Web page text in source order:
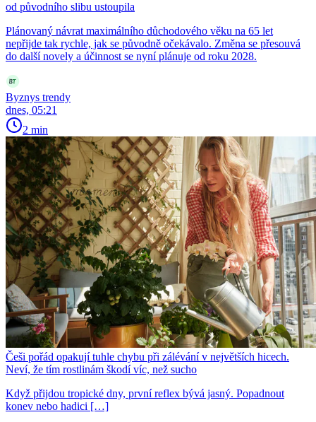
od původního slibu ustoupila
Plánovaný návrat maximálního důchodového věku na 65 let
nepřijde tak rychle, jak se původně očekávalo. Změna se přesouvá
do další novely a účinnost se nyní plánuje od roku 2028.
Byznys trendy
dnes, 05:21
2 min
Češi pořád opakují tuhle chybu při zálévání v největších hicech.
Neví, že tím rostlinám škodí víc, než sucho
Když přijdou tropické dny, první reflex bývá jasný. Popadnout
konev nebo hadici […]